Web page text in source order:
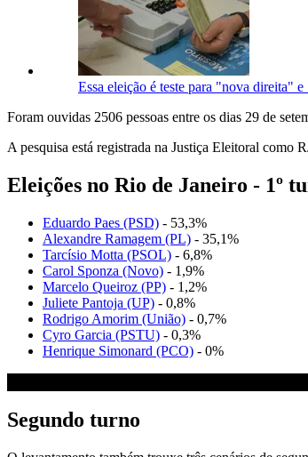
Essa eleição é teste para "nova direita"
Foram ouvidas 2506 pessoas entre os dias 29 de
A pesquisa está registrada na Justiça Eleitoral como
Eleições no Rio de Janeiro - 1º
Eduardo Paes (PSD) - 53,3%
Alexandre Ramagem (PL) - 35,1%
Tarcísio Motta (PSOL) - 6,8%
Carol Sponza (Novo) - 1,9%
Marcelo Queiroz (PP) - 1,2%
Juliete Pantoja (UP) - 0,8%
Rodrigo Amorim (União) - 0,7%
Cyro Garcia (PSTU) - 0,3%
Henrique Simonard (PCO) - 0%
Segundo turno